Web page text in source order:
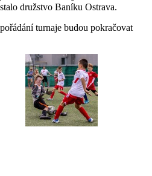
družstvo Baníku Ostrava.
turnaje budou pokračovat